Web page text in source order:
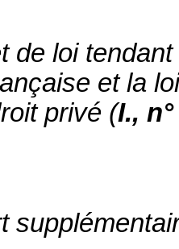
de loi
et la
privé (I.,